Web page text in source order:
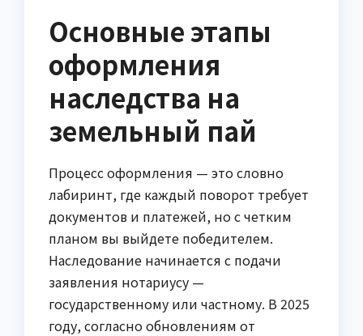
Основные этапы
оформления
наследства на
земельный пай
Процесс оформления — это словно
лабиринт, где каждый поворот требует
документов и платежей, но с четким
планом вы выйдете победителем.
Наследование начинается с подачи
заявления нотариусу —
государственному или частному. В 2025
году, согласно обновлениям от